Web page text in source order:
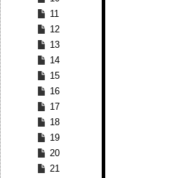
11
12
13
14
15
16
17
18
19
20
21